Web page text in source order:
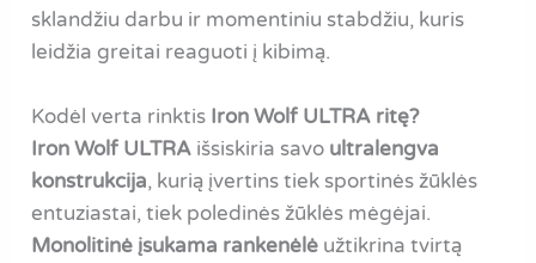
sklandžiu darbu ir momentiniu stabdžiu, kuris
leidžia greitai reaguoti į kibimą.
Kodėl verta rinktis Iron Wolf ULTRA ritę?
Iron Wolf ULTRA išsiskiria savo ultralengva
konstrukcija, kurią įvertins tiek sportinės žūklės
entuziastai, tiek poledinės žūklės mėgėjai.
Monolitinė įsukama rankenėlė užtikrina tvirtą